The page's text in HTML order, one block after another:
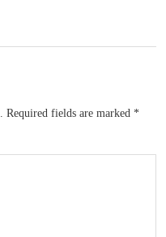
Required fields are marked *